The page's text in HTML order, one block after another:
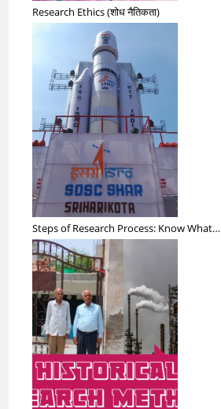
Research Ethics (शोध नैतिकता)
Steps of Research Process: Know What…